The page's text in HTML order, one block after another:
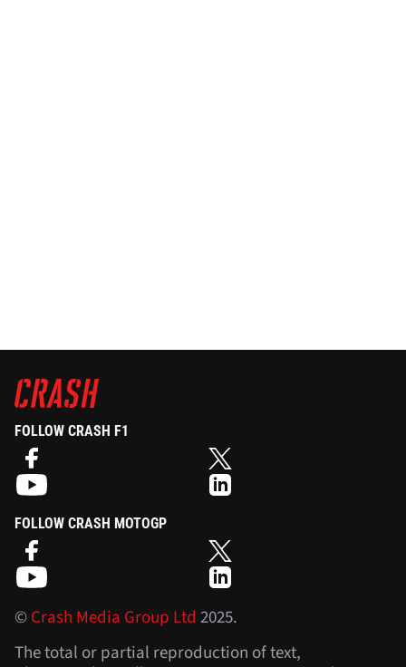
FOLLOW CRASH F1
FOLLOW CRASH MOTOGP
©Crash Media Group Ltd 2025.
The total or partial reproduction of text,